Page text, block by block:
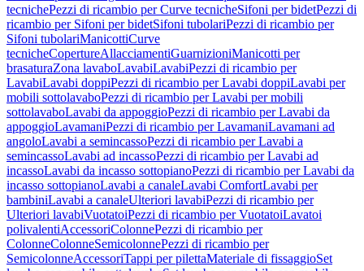
tecnichePezzi di ricambio per Curve tecnicheSifoni per bidetPezzi di
ricambio per Sifoni per bidetSifoni tubolariPezzi di ricambio per
Sifoni tubolariManicottiCurve
tecnicheCopertureAllacciamentiGuarnizioniManicotti per
brasaturaZona lavaboLavabiLavabiPezzi di ricambio per
LavabiLavabi doppiPezzi di ricambio per Lavabi doppiLavabi per
mobili sottolavaboPezzi di ricambio per Lavabi per mobili
sottolavaboLavabi da appoggioPezzi di ricambio per Lavabi da
appoggioLavamaniPezzi di ricambio per LavamaniLavamani ad
angoloLavabi a semincassoPezzi di ricambio per Lavabi a
semincassoLavabi ad incassoPezzi di ricambio per Lavabi ad
incassoLavabi da incasso sottopianoPezzi di ricambio per Lavabi da
incasso sottopianoLavabi a canaleLavabi ComfortLavabi per
bambiniLavabi a canaleUlteriori lavabiPezzi di ricambio per
Ulteriori lavabiVuotatoiPezzi di ricambio per VuotatoiLavatoi
polivalentiAccessoriColonnePezzi di ricambio per
ColonneColonneSemicolonnePezzi di ricambio per
SemicolonneAccessoriTappi per pilettaMateriale di fissaggioSet